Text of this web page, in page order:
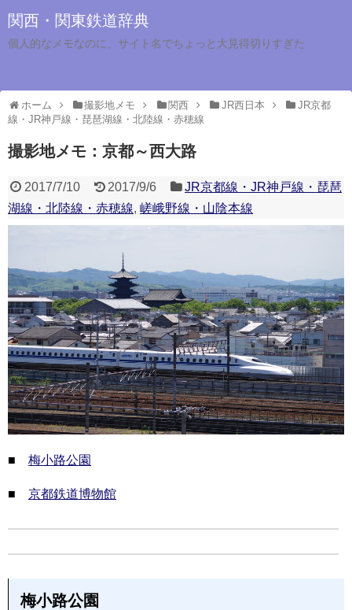
関西・関東鉄道辞典
個人的なメモなのに、サイト名でちょっと大見得切りすぎた
ホーム 撮影地メモ 関西 JR西日本
JR京都
線・JR神戸線・琵琶湖線・北陸線・赤穂線
撮影地メモ：京都～西大路
2017/7/10 2017/9/6
JR京都線・JR神戸線・琵琶
湖線・北陸線・赤穂線, 嵯峨野線・山陰本線
■ 梅小路公園
■ 京都鉄道博物館
梅小路公園